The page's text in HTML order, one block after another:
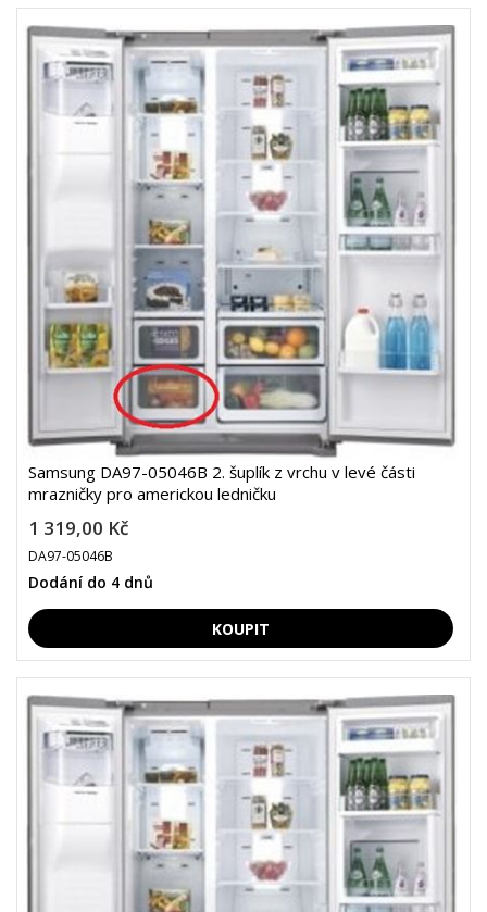
Samsung DA97-05046B 2. šuplík z vrchu v levé části
mrazničky pro americkou ledničku
1 319,00 Kč
DA97-05046B
Dodání do 4 dnů